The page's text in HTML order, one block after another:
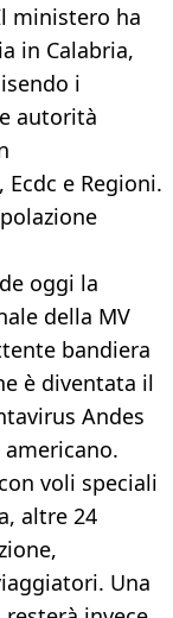
ministero ha
in Calabria,
i
autorità
e Regioni.
oggi la
della MV
bandiera
è diventata il
Andes
voli speciali
altre 24
Una